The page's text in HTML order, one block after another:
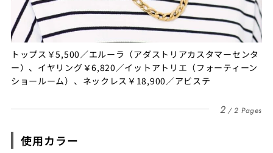
トップス￥5,500／エルーラ（アダストリアカスタマーセンタ
ー）、イヤリング￥6,820／イットアトリエ（フォーティーン
ショールーム）、ネックレス￥18,900／アビステ
2 2 Pages
使用カラー